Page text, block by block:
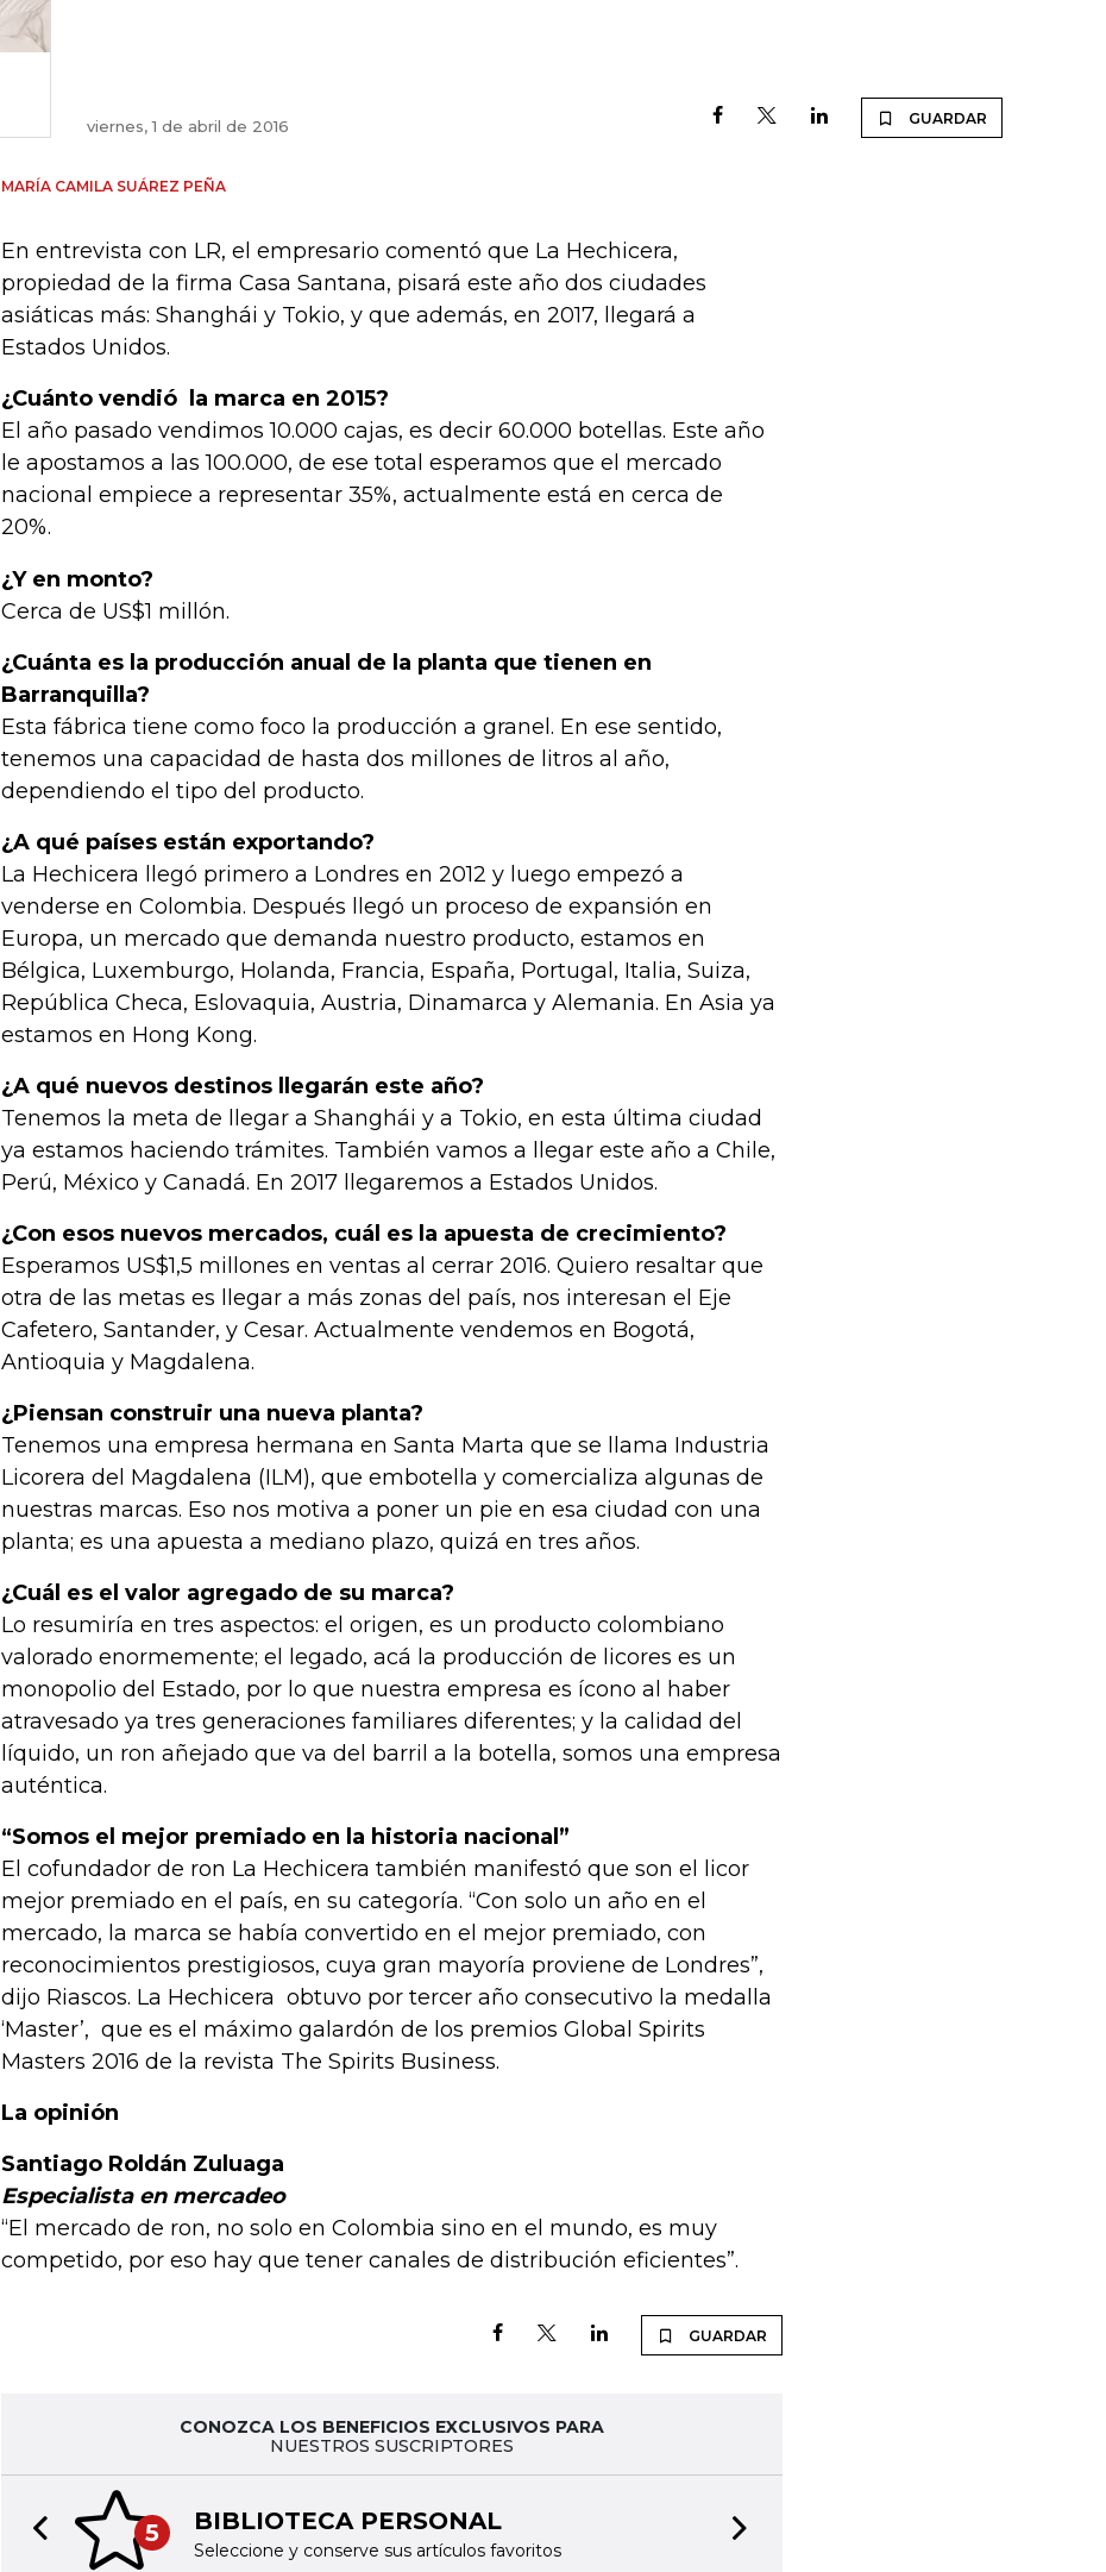
viernes, 1 de abril de 2016 GUARDAR
MARÍA CAMILA SUÁREZ PEÑA
En entrevista con LR, el empresario comentó que La Hechicera,
propiedad de la firma Casa Santana, pisará este año dos ciudades
asiáticas más: Shanghái y Tokio, y que además, en 2017, llegará a
Estados Unidos.
¿Cuánto vendió la marca en 2015?
El año pasado vendimos 10.000 cajas, es decir 60.000 botellas. Este año
le apostamos a las 100.000, de ese total esperamos que el mercado
nacional empiece a representar 35%, actualmente está en cerca de
20%.
¿Y en monto?
Cerca de US$1 millón.
¿Cuánta es la producción anual de la planta que tienen en
Barranquilla?
Esta fábrica tiene como foco la producción a granel. En ese sentido,
tenemos una capacidad de hasta dos millones de litros al año,
dependiendo el tipo del producto.
¿A qué países están exportando?
La Hechicera llegó primero a Londres en 2012 y luego empezó a
venderse en Colombia. Después llegó un proceso de expansión en
Europa, un mercado que demanda nuestro producto, estamos en
Bélgica, Luxemburgo, Holanda, Francia, España, Portugal, Italia, Suiza,
República Checa, Eslovaquia, Austria, Dinamarca y Alemania. En Asia ya
estamos en Hong Kong.
¿A qué nuevos destinos llegarán este año?
Tenemos la meta de llegar a Shanghái y a Tokio, en esta última ciudad
ya estamos haciendo trámites. También vamos a llegar este año a Chile,
Perú, México y Canadá. En 2017 llegaremos a Estados Unidos.
¿Con esos nuevos mercados, cuál es la apuesta de crecimiento?
Esperamos US$1,5 millones en ventas al cerrar 2016. Quiero resaltar que
otra de las metas es llegar a más zonas del país, nos interesan el Eje
Cafetero, Santander, y Cesar. Actualmente vendemos en Bogotá,
Antioquia y Magdalena.
¿Piensan construir una nueva planta?
Tenemos una empresa hermana en Santa Marta que se llama Industria
Licorera del Magdalena (ILM), que embotella y comercializa algunas de
nuestras marcas. Eso nos motiva a poner un pie en esa ciudad con una
planta; es una apuesta a mediano plazo, quizá en tres años.
¿Cuál es el valor agregado de su marca?
Lo resumiría en tres aspectos: el origen, es un producto colombiano
valorado enormemente; el legado, acá la producción de licores es un
monopolio del Estado, por lo que nuestra empresa es ícono al haber
atravesado ya tres generaciones familiares diferentes; y la calidad del
líquido, un ron añejado que va del barril a la botella, somos una empresa
auténtica.
“Somos el mejor premiado en la historia nacional”
El cofundador de ron La Hechicera también manifestó que son el licor
mejor premiado en el país, en su categoría. “Con solo un año en el
mercado, la marca se había convertido en el mejor premiado, con
reconocimientos prestigiosos, cuya gran mayoría proviene de Londres”,
dijo Riascos. La Hechicera obtuvo por tercer año consecutivo la medalla
‘Master’, que es el máximo galardón de los premios Global Spirits
Masters 2016 de la revista The Spirits Business.
La opinión
Santiago Roldán Zuluaga
Especialista en mercadeo
“El mercado de ron, no solo en Colombia sino en el mundo, es muy
competido, por eso hay que tener canales de distribución eficientes”.
GUARDAR
CONOZCA LOS BENEFICIOS EXCLUSIVOS PARA
NUESTROS SUSCRIPTORES
5 BIBLIOTECA PERSONAL
Seleccione y conserve sus artículos favoritos
Previous slide